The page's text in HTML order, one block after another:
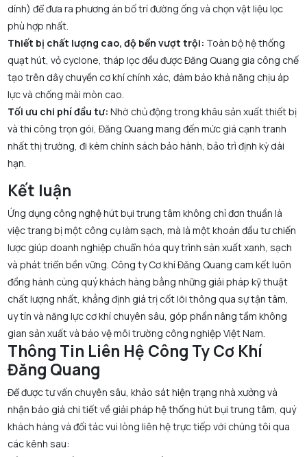
dính) để đưa ra phương án bố trí đường ống và chọn vật liệu lọc
phù hợp nhất.
Thiết bị chất lượng cao, độ bền vượt trội: Toàn bộ hệ thống
quạt hút, vỏ cyclone, tháp lọc đều được Đăng Quang gia công chế
tạo trên dây chuyền cơ khí chính xác, đảm bảo khả năng chịu áp
lực và chống mài mòn cao.
Tối ưu chi phí đầu tư: Nhờ chủ động trong khâu sản xuất thiết bị
và thi công trọn gói, Đăng Quang mang đến mức giá cạnh tranh
nhất thị trường, đi kèm chính sách bảo hành, bảo trì định kỳ dài
hạn.
Kết luận
Ứng dụng công nghệ hút bụi trung tâm không chỉ đơn thuần là
việc trang bị một công cụ làm sạch, mà là một khoản đầu tư chiến
lược giúp doanh nghiệp chuẩn hóa quy trình sản xuất xanh, sạch
và phát triển bền vững. Công ty Cơ khí Đăng Quang cam kết luôn
đồng hành cùng quý khách hàng bằng những giải pháp kỹ thuật
chất lượng nhất, khẳng định giá trị cốt lõi thông qua sự tận tâm,
uy tín và năng lực cơ khí chuyên sâu, góp phần nâng tầm không
gian sản xuất và bảo vệ môi trường công nghiệp Việt Nam.
Thông Tin Liên Hệ Công Ty Cơ Khí
Đăng Quang
Để được tư vấn chuyên sâu, khảo sát hiện trạng nhà xưởng và
nhận báo giá chi tiết về giải pháp hệ thống hút bụi trung tâm, quý
khách hàng và đối tác vui lòng liên hệ trực tiếp với chúng tôi qua
các kênh sau: